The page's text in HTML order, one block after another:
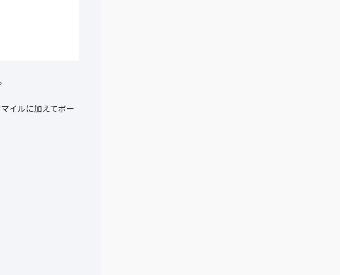
イルに加えてボー